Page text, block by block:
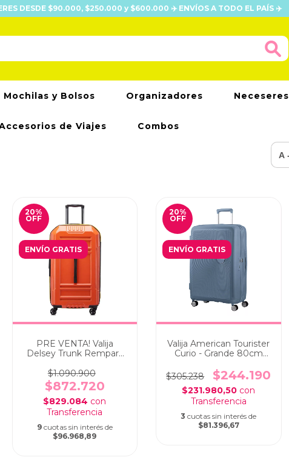
DESDE $90.000, $250.000 y $600.000 ✈️ ENVÍOS A TODO EL PAÍS ✈️
Mochilas y Bolsos Organizadores Neceseres
de Viajes Combos
20%
OFF
ENVÍO GRATIS
PRE VENTA! Valija
Delsey Trunk Rempart
cm Naranja
$1.090.900
$872.720
$829.084 con
9 cuotas sin interés de
$96.968,89
20%
OFF
ENVÍO GRATIS
Valija American Tourister
Curio - Grande 80cm
$305.238
$244.190
$231.980,50 con
3 cuotas sin interés de
$81.396,67